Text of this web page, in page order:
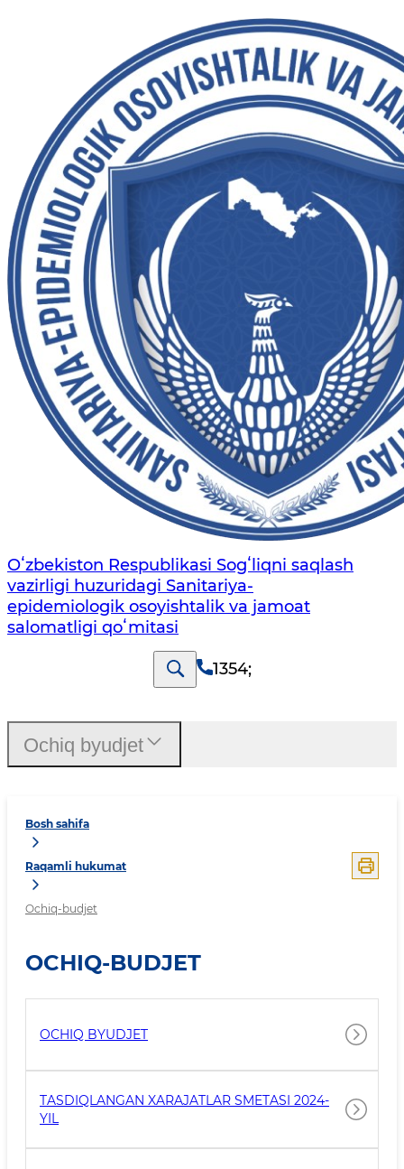
Oʻzbekiston Respublikasi Sogʻliqni saqlash
vazirligi huzuridagi Sanitariya-
epidemiologik osoyishtalik va jamoat
salomatligi qoʻmitasi
1354;
Bosh sahifa
Raqamli hukumat
Ochiq-budjet
OCHIQ-BUDJET
OCHIQ BYUDJET
TASDIQLANGAN XARAJATLAR SMETASI 2024-
YIL
Ochiq byudjet